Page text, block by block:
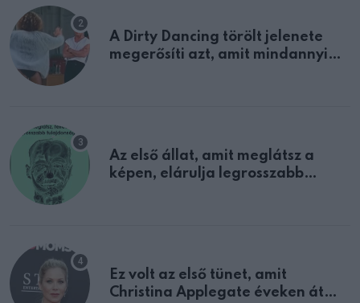
A Dirty Dancing törölt jelenete
megerősíti azt, amit mindannyian
Az első állat, amit meglátsz a
képen, elárulja legrosszabb
Ez volt az első tünet, amit
Christina Applegate éveken át